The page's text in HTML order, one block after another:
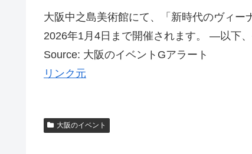
大阪中之島美術館にて、「新時代のヴィー
2026年1月4日まで開催されます。 —以下
Source: 大阪のイベントGアラート
リンク元
大阪のイベント